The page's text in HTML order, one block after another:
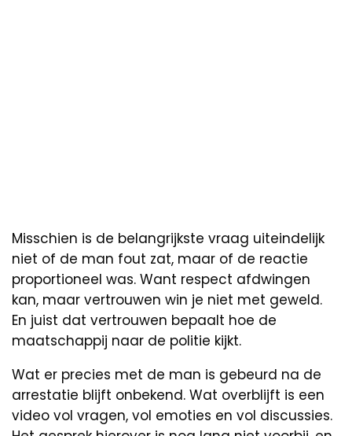
Misschien is de belangrijkste vraag uiteindelijk
niet of de man fout zat, maar of de reactie
proportioneel was. Want respect afdwingen
kan, maar vertrouwen win je niet met geweld.
En juist dat vertrouwen bepaalt hoe de
maatschappij naar de politie kijkt.
Wat er precies met de man is gebeurd na de
arrestatie blijft onbekend. Wat overblijft is een
video vol vragen, vol emoties en vol discussies.